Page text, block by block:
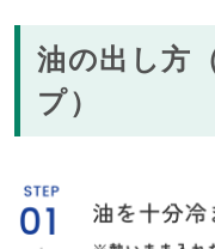
油の出し方
プ）